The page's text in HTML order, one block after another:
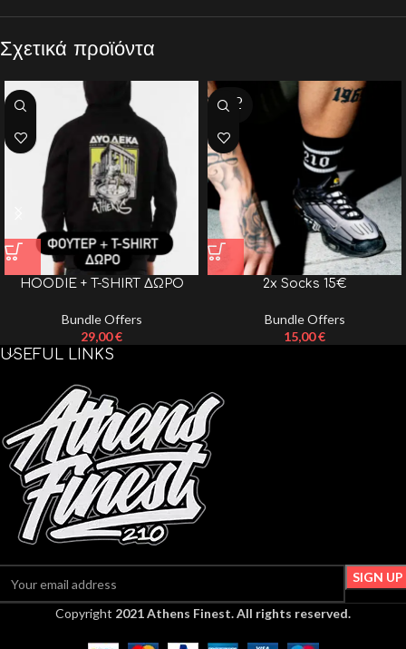
Σχετικά προϊόντα
HOODIE + T-SHIRT ΔΩΡΟ
Bundle Offers
29,00€
SOLD
OUT
2x Socks 15€
Bundle Offers
15,00€
USEFUL LINKS
Copyright 2021 Athens Finest. All rights reserved.